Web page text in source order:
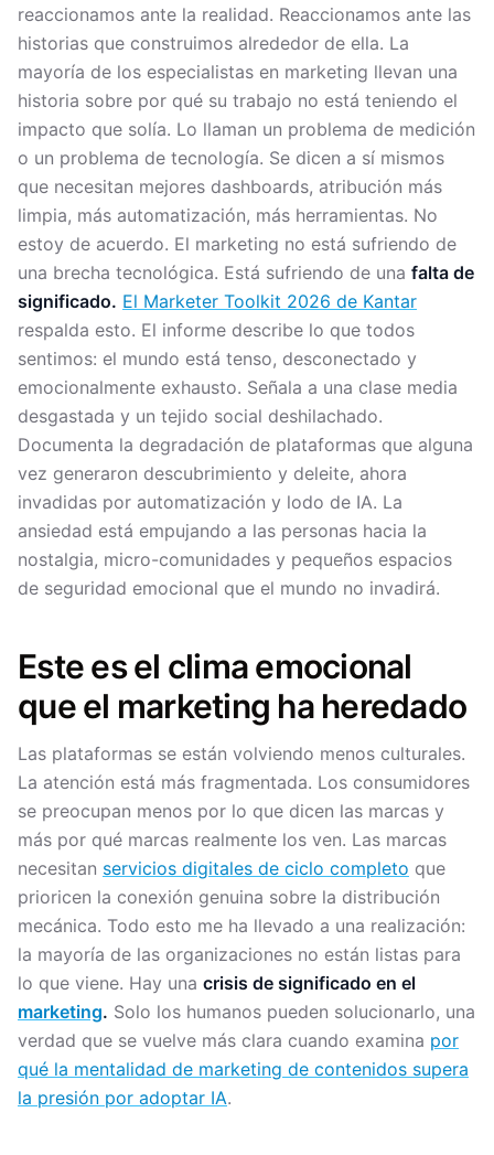
reaccionamos ante la realidad. Reaccionamos ante las
historias que construimos alrededor de ella. La
mayoría de los especialistas en marketing llevan una
historia sobre por qué su trabajo no está teniendo el
impacto que solía. Lo llaman un problema de medición
o un problema de tecnología. Se dicen a sí mismos
que necesitan mejores dashboards, atribución más
limpia, más automatización, más herramientas. No
estoy de acuerdo. El marketing no está sufriendo de
una brecha tecnológica. Está sufriendo de una falta de
significado. El Marketer Toolkit 2026 de Kantar
respalda esto. El informe describe lo que todos
sentimos: el mundo está tenso, desconectado y
emocionalmente exhausto. Señala a una clase media
desgastada y un tejido social deshilachado.
Documenta la degradación de plataformas que alguna
vez generaron descubrimiento y deleite, ahora
invadidas por automatización y lodo de IA. La
ansiedad está empujando a las personas hacia la
nostalgia, micro-comunidades y pequeños espacios
de seguridad emocional que el mundo no invadirá.
Este es el clima emocional
que el marketing ha heredado
Las plataformas se están volviendo menos culturales.
La atención está más fragmentada. Los consumidores
se preocupan menos por lo que dicen las marcas y
más por qué marcas realmente los ven. Las marcas
necesitan servicios digitales de ciclo completo que
prioricen la conexión genuina sobre la distribución
mecánica. Todo esto me ha llevado a una realización:
la mayoría de las organizaciones no están listas para
lo que viene. Hay una crisis de significado en el
marketing. Solo los humanos pueden solucionarlo, una
verdad que se vuelve más clara cuando examina por
qué la mentalidad de marketing de contenidos supera
la presión por adoptar IA.